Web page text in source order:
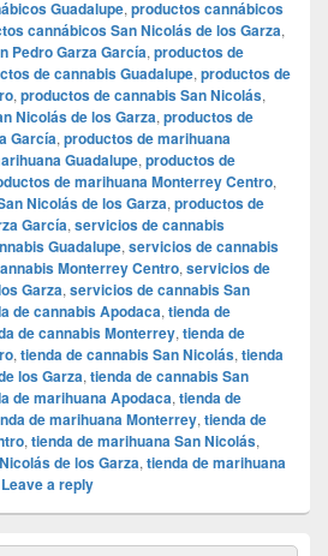
Guadalupe, productos cannábicos
cannábicos San Nicolás de los Garza,
Pedro Garza García, productos de
de cannabis Guadalupe, productos de
, productos de cannabis San Nicolás,
Nicolás de los Garza, productos de
García, productos de marihuana
Guadalupe, productos de
de marihuana Monterrey Centro,
Nicolás de los Garza, productos de
García, servicios de cannabis
Guadalupe, servicios de cannabis
Monterrey Centro, servicios de
Garza, servicios de cannabis San
de cannabis Apodaca, tienda de
de cannabis Monterrey, tienda de
, tienda de cannabis San Nicolás, tienda
los Garza, tienda de cannabis San
de marihuana Apodaca, tienda de
de marihuana Monterrey, tienda de
, tienda de marihuana San Nicolás,
de los Garza, tienda de marihuana
Leave a reply